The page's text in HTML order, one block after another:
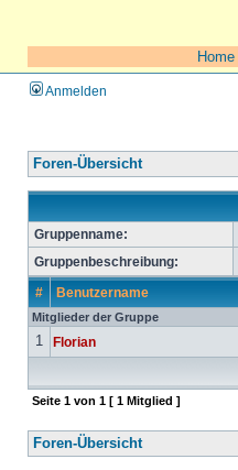
Home
Anmelden
Foren-Übersicht
Gruppenname:
Gruppenbeschreibung:
# Benutzername
Mitglieder der Gruppe
1 Florian
Seite 1 von 1 [ 1 Mitglied ]
Foren-Übersicht